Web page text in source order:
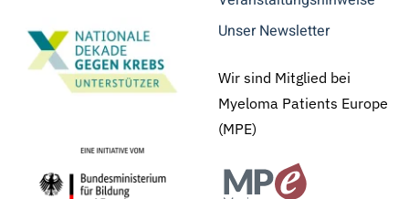
Unser Newsletter
Wir sind Mitglied bei
Myeloma Patients Europe
(MPE)